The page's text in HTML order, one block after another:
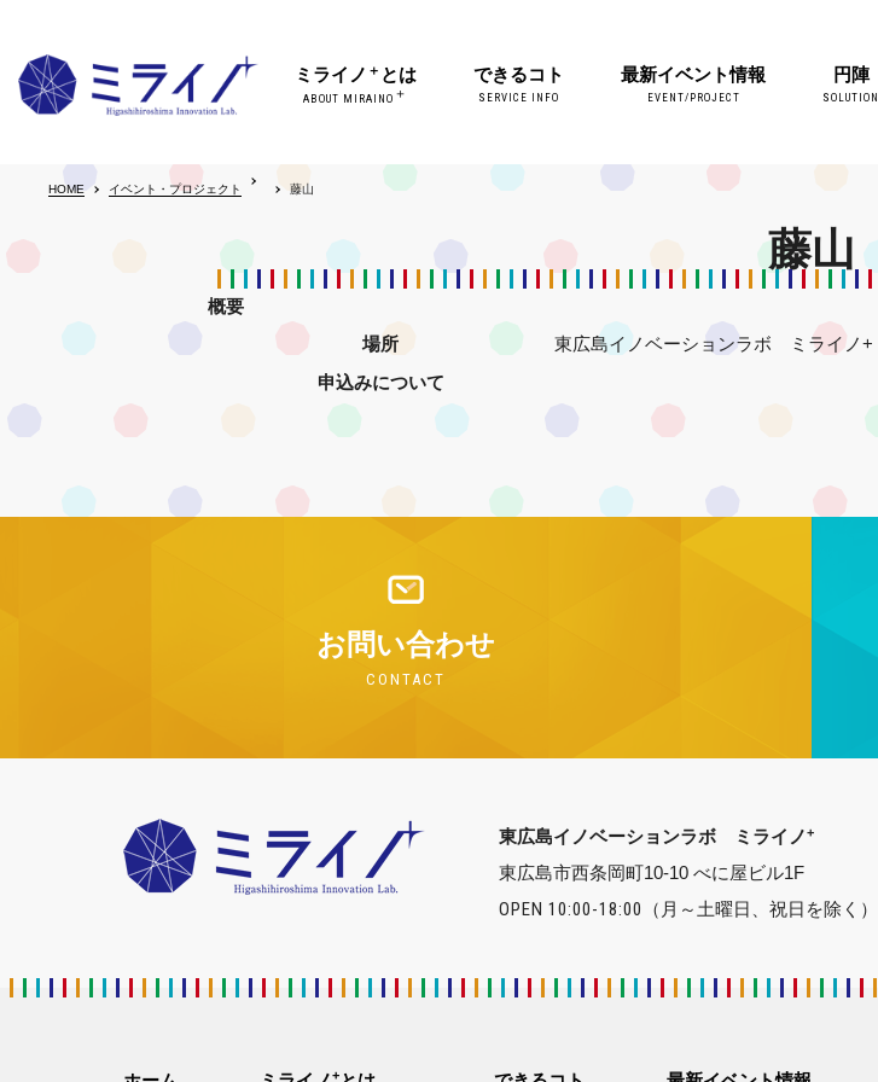
ミライノ ＋ とは
ABOUT MIRAINO ＋
できるコト
SERVICE INFO
最新イベント情報
EVENT/PROJECT
円陣
SOLUTION
HOME イベント・プロジェクト 藤山
藤山
概要
場所
東広島イノベーションラボ ミライノ+
申込みについて
お問い合わせ
CONTACT
東広島イノベーションラボ ミライノ+
東広島市西条岡町10-10 べに屋ビル1F
OPEN 10:00-18:00 （月～土曜日、祝日を除く）
+